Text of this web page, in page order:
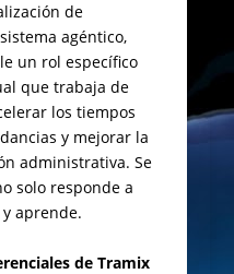
de
agéntico,
un rol específico
que trabaja de
los tiempos
y mejorar la
administrativa. Se
solo responde a
aprende.
de Tramix